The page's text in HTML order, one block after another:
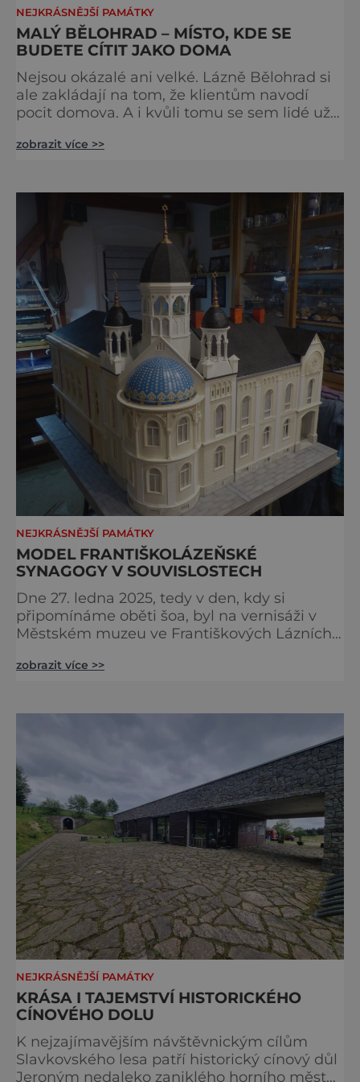
NEJKRÁSNĚJŠÍ PAMÁTKY
MALÝ BĚLOHRAD – MÍSTO, KDE SE
BUDETE CÍTIT JAKO DOMA
Nejsou okázalé ani velké. Lázně Bělohrad si
ale zakládají na tom, že klientům navodí
pocit domova. A i kvůli tomu se sem lidé už
lázeňské koncerty ani velkolepé akce.
nevšimne, ani se jí kolonáda vlastně neříká.
zobrazit více >>
NEJKRÁSNĚJŠÍ PAMÁTKY
MODEL FRANTIŠKOLÁZEŇSKÉ
SYNAGOGY V SOUVISLOSTECH
Dne 27. ledna 2025, tedy v den, kdy si
připomínáme oběti šoa, byl na vernisáži v
Městském muzeu ve Františkových Lázních
nacisty zničena v roce 1938. Do lázeňského
některé události spojené s touto významnou
zobrazit více >>
NEJKRÁSNĚJŠÍ PAMÁTKY
KRÁSA I TAJEMSTVÍ HISTORICKÉHO
CÍNOVÉHO DOLU
K nejzajímavějším návštěvnickým cílům
Slavkovského lesa patří historický cínový důl
Jeroným nedaleko zaniklého horního města